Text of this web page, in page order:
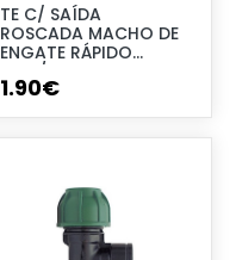
TE C/ SAÍDA
ROSCADA MACHO DE
ENGATE RÁPIDO
20X1/2"
1.90€